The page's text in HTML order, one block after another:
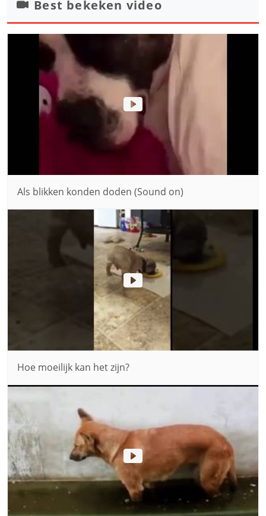
Best bekeken video
Als blikken konden doden (Sound on)
Hoe moeilijk kan het zijn?